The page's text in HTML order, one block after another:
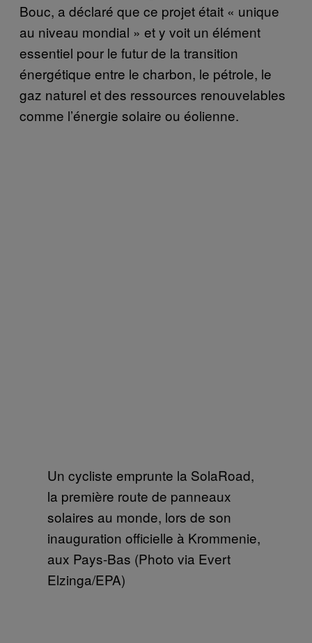
Bouc, a déclaré que ce projet était « unique
au niveau mondial » et y voit un élément
essentiel pour le futur de la transition
énergétique entre le charbon, le pétrole, le
gaz naturel et des ressources renouvelables
comme l’énergie solaire ou éolienne.
Un cycliste emprunte la SolaRoad,
la première route de panneaux
solaires au monde, lors de son
inauguration officielle à Krommenie,
aux Pays-Bas (Photo via Evert
Elzinga/EPA)